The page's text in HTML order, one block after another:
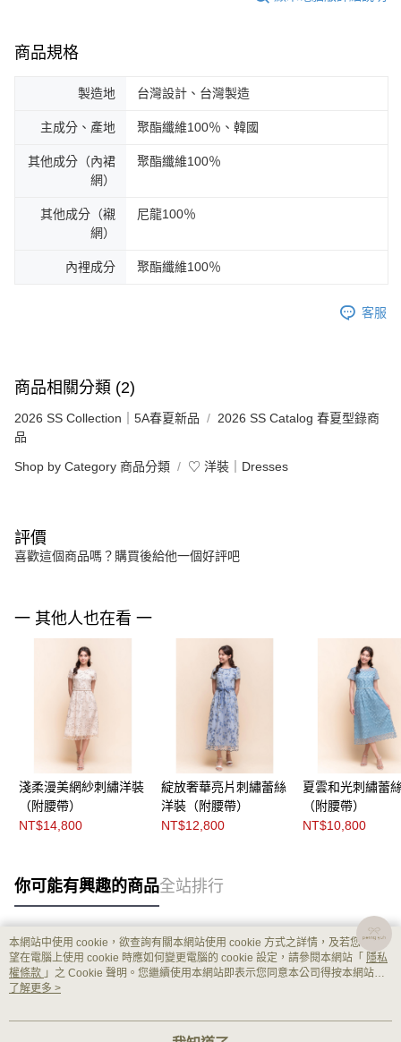
商品規格
製造地 台灣設計、台灣製造
主成分、產地 聚酯纖維100％、韓國
其他成分（內裙
網）
聚酯纖維100％
其他成分（襯
網）
尼龍100％
內裡成分 聚酯纖維100％
客服
商品相關分類 (2)
2026 SS Collection｜5A春夏新品
2026 SS Catalog 春夏型錄商
品
Shop by Category 商品分類 ♡ 洋裝｜Dresses
評價
喜歡這個商品嗎？購買後給他一個好評吧
一 其他人也在看 一
淺柔漫美網紗刺繡洋裝
（附腰帶）
NT$14,800
綻放奢華亮片刺繡蕾絲
洋裝（附腰帶）
NT$12,800
夏雲和光刺繡蕾
（附腰帶）
NT$10,800
你可能有興趣的商品全站排行
熱門標籤
本網站中使用 cookie，欲查詢有關本網站使用 cookie 方式之詳情，及若您不希
望在電腦上使用 cookie 時應如何變更電腦的 cookie 設定，請參閱本網站「 隱私
權條款 」之 Cookie 聲明。您繼續使用本網站即表示您同意本公司得按本網站使
用條款之 Cookie 聲明使用 cookie。
了解更多 >